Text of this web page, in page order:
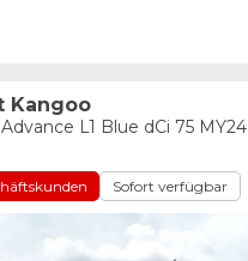
Kangoo
L1 Blue dCi 75 MY24
Sofort verfügbar